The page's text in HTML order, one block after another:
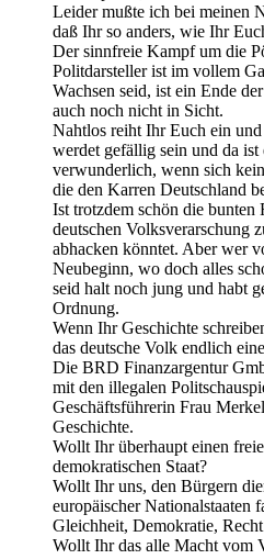
Leider mußte ich bei meinen
daß Ihr so anders, wie Ihr
Der sinnfreie Kampf um die
Politdarsteller ist im vollem
Wachsen seid, ist ein Ende
auch noch nicht in Sicht.
Nahtlos reiht Ihr Euch ein
werdet gefällig sein und da ist
verwunderlich, wenn sich
die den Karren Deutschland
Ist trotzdem schön die bunten
deutschen Volksverarschung
abhacken könntet. Aber wer
Neubeginn, wo doch alles
seid halt noch jung und habt
Ordnung.
Wenn Ihr Geschichte
das deutsche Volk endlich
Die BRD Finanzargentur
mit den illegalen
Geschäftsführerin Frau
Geschichte.
Wollt Ihr überhaupt einen
demokratischen Staat?
Wollt Ihr uns, den Bürgern
europäischer Nationalstaaten
Gleichheit, Demokratie,
Wollt Ihr das alle Macht vom